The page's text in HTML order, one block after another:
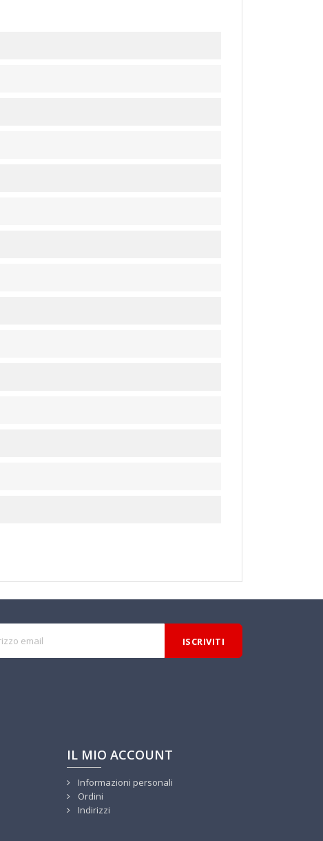
IL MIO ACCOUNT
Informazioni personali
Ordini
Indirizzi